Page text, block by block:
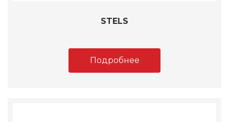
STELS
Подробнее